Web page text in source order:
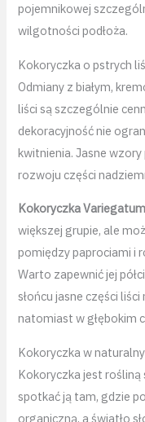
pojemnikowej
wilgotności podłoża.
Kokoryczka o pstrych
Odmiany z białym,
liści są szczególnie
dekoracyjność nie
kwitnienia. Jasne
rozwoju części
Kokoryczka Variegatum
większej grupie, ale
pomiędzy paprociami i
Warto zapewnić jej
słońcu jasne części
natomiast w głębokim
Kokoryczka w
Kokoryczka jest rośliną
spotkać ją tam, gdzie
organiczną, a światło